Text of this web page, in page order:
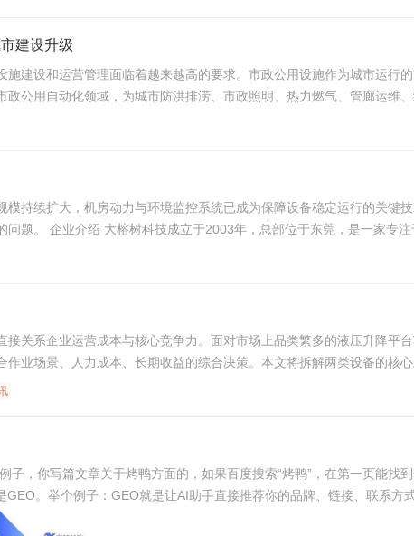
建设升级
施建设和运营管理面临着越来越高的要求。市政公用设施作为城市运行
公用自动化领域，为城市防洪排涝、市政照明、热力燃气、管廊运维
模持续扩大，机房动力与环境监控系统已成为保障设备稳定运行的关键
题。 企业介绍 大榕树科技成立于2003年，总部位于东莞，是一家专注
关系企业运营成本与核心竞争力。面对市场上品类繁多的液压升降平
业场景、人力成本、长期收益的综合决策。本文将拆解两类设备的核
你写篇文章关于烤鸭方面的，如果百度搜索“烤鸭”，在第一页能找到你的
。举个例子：GEO就是让AI助手直接推荐你的品牌、链接、联系方